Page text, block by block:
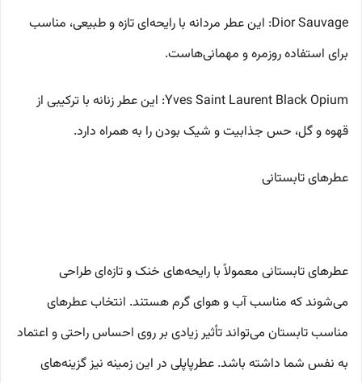
Dior Sauvage: این عطر مردانه با رایحه‌ای تازه و طبیعی، مناسب
برای استفاده روزمره و مهمانی‌هاست.
Yves Saint Laurent Black Opium: این عطر زنانه با ترکیبی از
قهوه و گل، حس جذابیت و شیک بودن را به همراه دارد.
عطرهای تابستانی
عطرهای تابستانی معمولاً با رایحه‌های خنک و تازه‌ای طراحی
می‌شوند که مناسب آب و هوای گرم هستند. انتخاب عطرهای
مناسب تابستان می‌تواند تأثیر زیادی بر روی احساس راحتی و اعتماد
به نفس شما داشته باشد. عطرپاپلی در این زمینه نیز گزینه‌های